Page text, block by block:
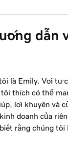
dẫn
là Emily. Với tư
tôi thích có thể
lời khuyên và
doanh của
rằng chúng tôi